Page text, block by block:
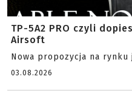
TP-5A2 PRO czyli
Airsoft
Nowa propozycja na rynku
03.08.2026